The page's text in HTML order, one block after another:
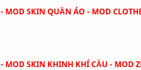
- MOD SKIN QUẦN ÁO - MOD
- MOD SKIN KHINH KHÍ CẦU - MOD